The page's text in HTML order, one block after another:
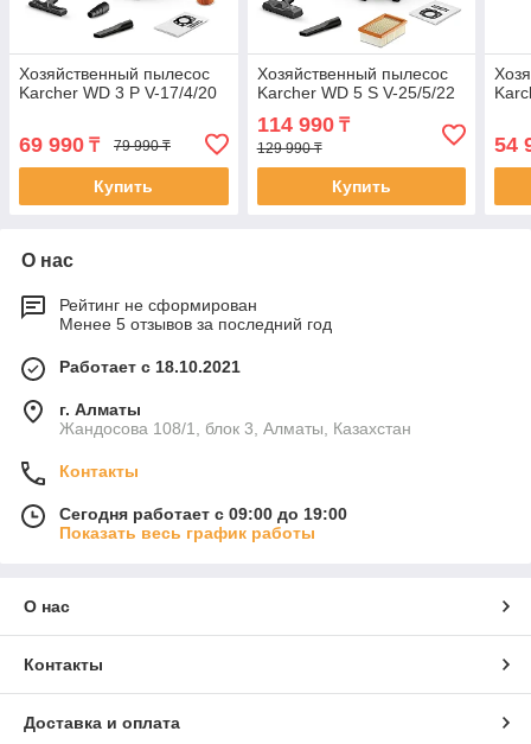
Хозяйственный пылесос
Karcher WD 3 P V-17/4/20
69 990 ₸ 79 990 ₸
Купить
Хозяйственный пылесос
Karcher WD 5 S V-25/5/22
114 990₸
129 990 ₸
Купить
54
О нас
Рейтинг не сформирован
Менее 5 отзывов за последний год
Работает с 18.10.2021
г. Алматы
Жандосова 108/1, блок 3, Алматы, Казахстан
Контакты
Сегодня работает с 09:00 до 19:00
Показать весь график работы
О нас
Контакты
Доставка и оплата